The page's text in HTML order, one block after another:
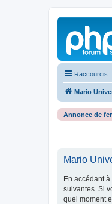
Raccourcis
Mario
Annonce de
Mario
En accédant
suivantes. Si
quel moment